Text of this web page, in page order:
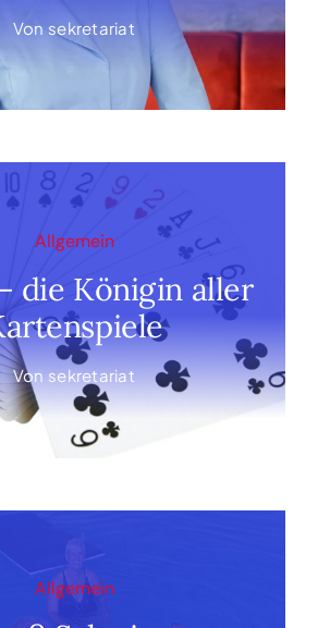
Von sekretariat
Allgemein
die Königin aller
Vonsekretariat
Allgemein